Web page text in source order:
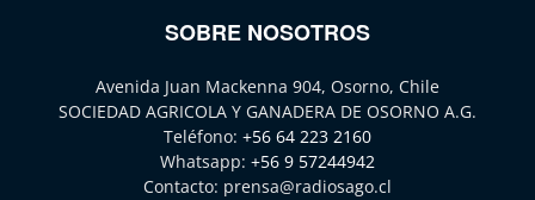
SOBRE NOSOTROS
Avenida Juan Mackenna 904, Osorno, Chile
SOCIEDAD AGRICOLA Y GANADERA DE OSORNO A.G.
Teléfono: +56 64 223 2160
Whatsapp: +56 9 57244942
Contacto: prensa@radiosago.cl